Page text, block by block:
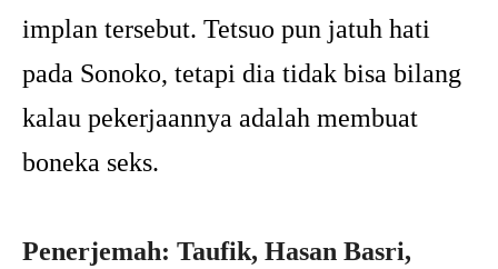
implan tersebut. Tetsuo pun jatuh hati
pada Sonoko, tetapi dia tidak bisa bilang
kalau pekerjaannya adalah membuat
boneka seks.
Penerjemah: Taufik, Hasan Basri,